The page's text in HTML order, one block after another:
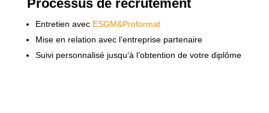
Processus de recrutement
Entretien avec ESGM&Proformat
Mise en relation avec l’entreprise partenaire
Suivi personnalisé jusqu’à l’obtention de votre diplôme